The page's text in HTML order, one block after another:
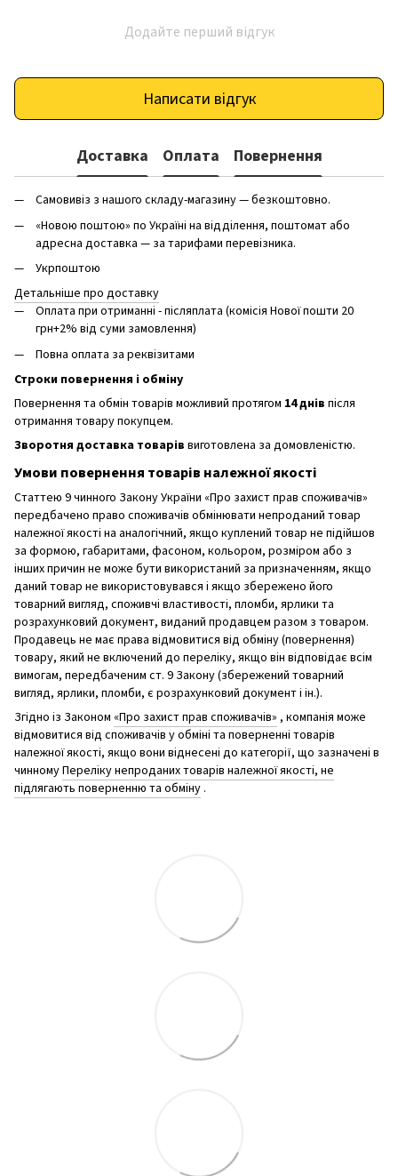
Додайте перший відгук
Написати відгук
Доставка Оплата Повернення
Самовивіз з нашого складу-магазину — безкоштовно.
«Новою поштою» по Україні на відділення, поштомат або
адресна доставка — за тарифами перевізника.
Укрпоштою
Детальніше про доставку
Оплата при отриманні - післяплата (комісія Нової пошти 20
грн+2% від суми замовлення)
Повна оплата за реквізитами
Строки повернення і обміну
Повернення та обмін товарів можливий протягом 14 днів після
отримання товару покупцем.
Зворотня доставка товарів виготовлена ​​за домовленістю.
Умови повернення товарів належної якості
Статтею 9 чинного Закону України «Про захист прав споживачів»
передбачено право споживачів обмінювати непроданий товар
належної якості на аналогічний, якщо куплений товар не підійшов
за формою, габаритами, фасоном, кольором, розміром або з
інших причин не може бути використаний за призначенням, якщо
даний товар не використовувався і якщо збережено його
товарний вигляд, споживчі властивості, пломби, ярлики та
розрахунковий документ, виданий продавцем разом з товаром.
Продавець не має права відмовитися від обміну (повернення)
товару, який не включений до переліку, якщо він відповідає всім
вимогам, передбаченим ст. 9 Закону (збережений товарний
вигляд, ярлики, пломби, є розрахунковий документ і ін.).
Згідно із Законом «Про захист прав споживачів» , компанія може
відмовитися від споживачів у обміні та поверненні товарів
належної якості, якщо вони віднесені до категорії, що зазначені в
чинномуПереліку непроданих товарів належної якості, не
підлягають поверненню та обміну .